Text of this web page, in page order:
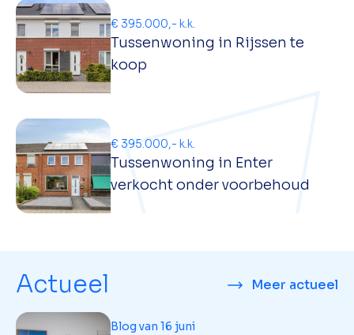
Tussenwoning in Rijssen te
koop
€ 395.000,- k.k.
Tussenwoning in Enter
verkocht onder voorbehoud
€ 395.000,- k.k.
Actueel Meer actueel
Blog van 16 juni